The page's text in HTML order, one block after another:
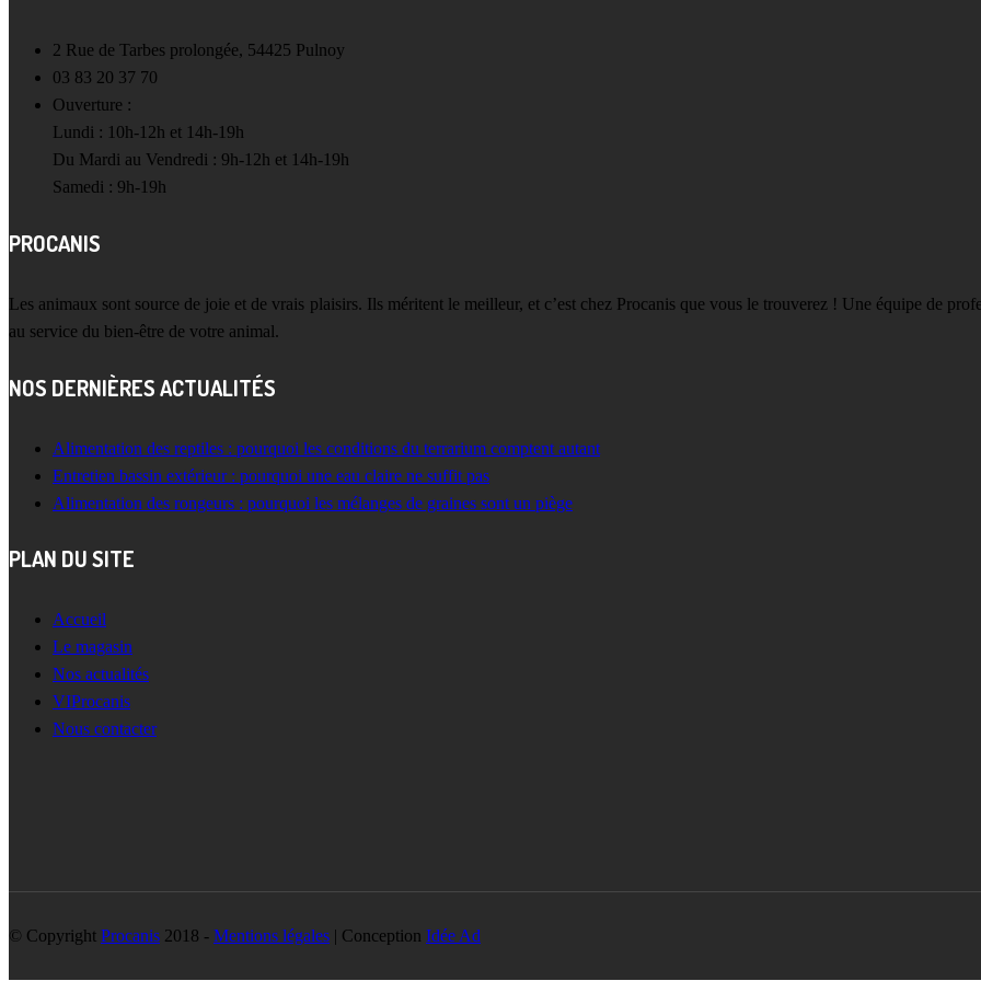
2 Rue de Tarbes prolongée, 54425 Pulnoy
03 83 20 37 70
Ouverture :
Lundi : 10h-12h et 14h-19h
Du Mardi au Vendredi : 9h-12h et 14h-19h
Samedi : 9h-19h
PROCANIS
Les animaux sont source de joie et de vrais plaisirs. Ils méritent le meilleur, et c’est chez Procanis que vous le trouverez ! Une équipe de
au service du bien-être de votre animal.
NOS DERNIÈRES ACTUALITÉS
Alimentation des reptiles : pourquoi les conditions du terrarium comptent autant
Entretien bassin extérieur : pourquoi une eau claire ne suffit pas
Alimentation des rongeurs : pourquoi les mélanges de graines sont un piège
PLAN DU SITE
Accueil
Le magasin
Nos actualités
VIProcanis
Nous contacter
© Copyright Procanis 2018 - Mentions légales | Conception Idée Ad